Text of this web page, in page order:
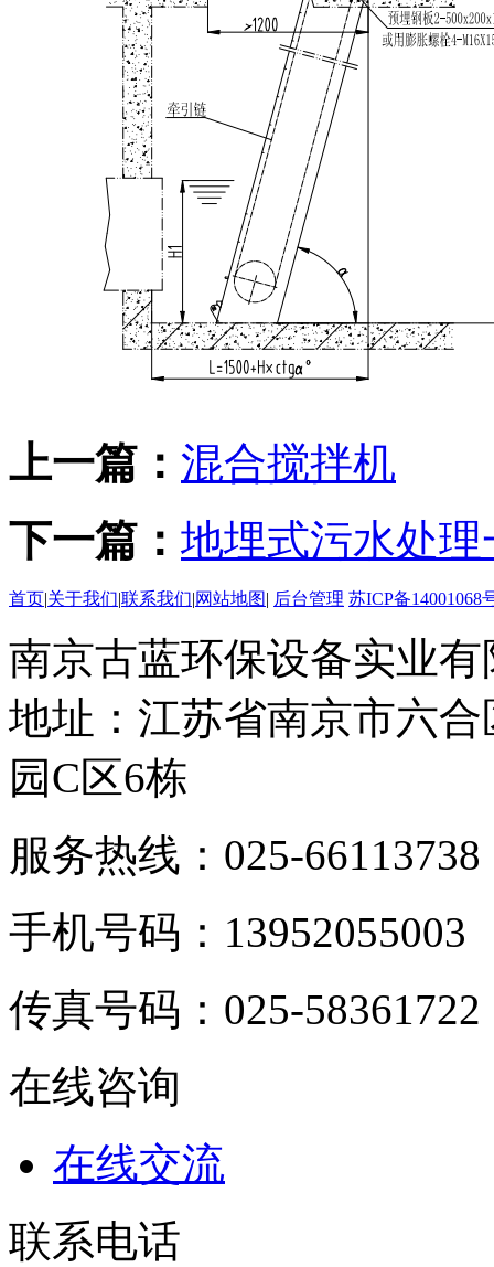
上一篇： 混合搅拌机
下一篇： 地埋式污水处
首页|关于我们|联系我们|网站地图| 后台管理 苏ICP备14001068
南京古蓝环保设备实业
地址：江苏省南京市六
园C区6栋
服务热线：025-66113738
手机号码：13952055003
传真号码：025-58361722
在线咨询
在线交流
联系电话